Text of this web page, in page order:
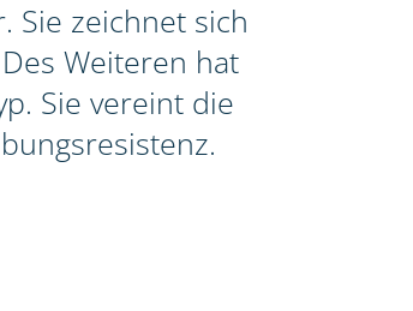
Sie zeichnet sich
Weiteren hat
Sie vereint die